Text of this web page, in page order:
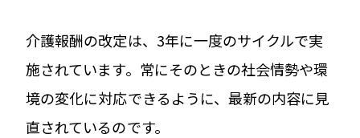
介護報酬の改定は、3年に一度のサイクルで実
施されています。常にそのときの社会情勢や環
境の変化に対応できるように、最新の内容に見
直されているのです。